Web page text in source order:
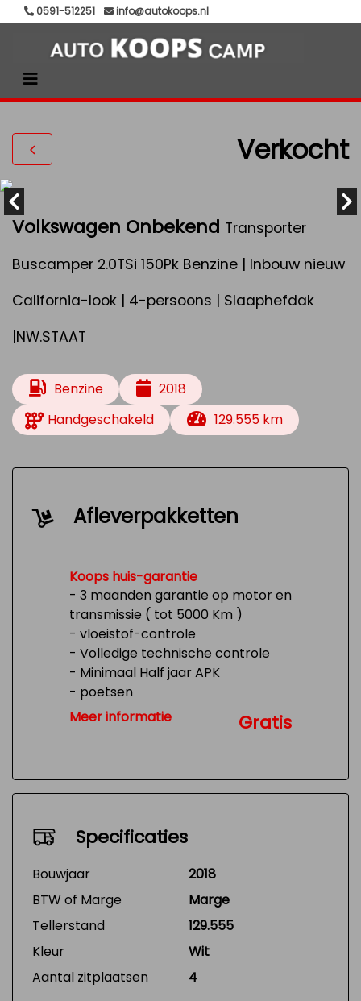
0591-512251 info@autokoops.nl
Verkocht
Volkswagen Onbekend Transporter
Buscamper 2.0TSi 150Pk Benzine | Inbouw nieuw
California-look | 4-persoons | Slaaphefdak
|NW.STAAT
Benzine
2018
Handgeschakeld
129.555 km
Afleverpakketten
Koops huis-garantie
- 3 maanden garantie op motor en
transmissie ( tot 5000 Km )
- vloeistof-controle
- Volledige technische controle
- Minimaal Half jaar APK
- poetsen
- Tank 1/4 vol
Meer informatie Gratis
Specificaties
Bouwjaar
2018
BTW of Marge
Marge
Tellerstand
129.555
Kleur
Wit
Aantal zitplaatsen
4